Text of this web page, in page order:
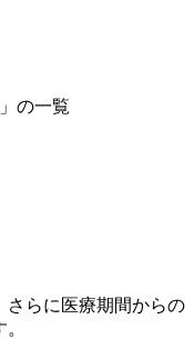
の一覧
さらに医療期間からの